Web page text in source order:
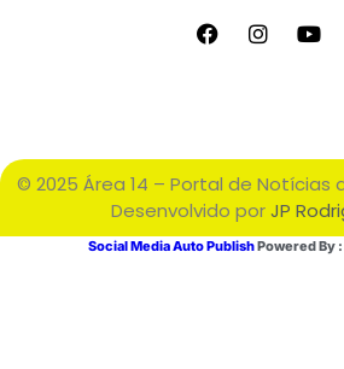
© 2025 Área 14 – Portal de Notícias
Desenvolvido porJP
Social Media Auto PublishPowered By :